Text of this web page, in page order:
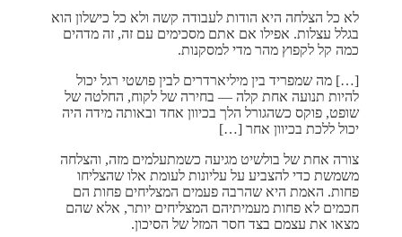
לא כל הצלחה היא הודות לעבודה קשה ולא כל כישלון הוא
בגלל עצלות. אפילו אם אתם מסכימים עם זה, זה מדהים
כמה קל לקפוץ מהר מדי למסקנות.
[…] מה שמפריד בין מיליארדרים לבין פושטי רגל יכול
להיות תנועה אחת קלה — בחירה של לקוח, החלטה של
שופט, פוקס כשהגורל הלך בכיוון אחד ובאותה מידה היה
יכול ללכת בכיוון אחר […]
צורה אחת של בולשיט מגיעה כשמתעלמים מזה, והצלחה
משמשת כדי להצביע על עליונות לעומת אלו שהצליחו
פחות. האמת היא שהרבה פעמים המצליחים פחות הם
חכמים לא פחות מעמיתיהם המצליחים יותר, אלא שהם
מצאו את עצמם בצד חסר המזל של הסיכון.